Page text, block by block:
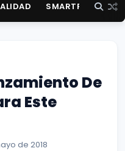
SMARTPHONES
De
Este
de 2018